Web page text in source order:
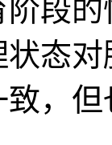
段
态
，